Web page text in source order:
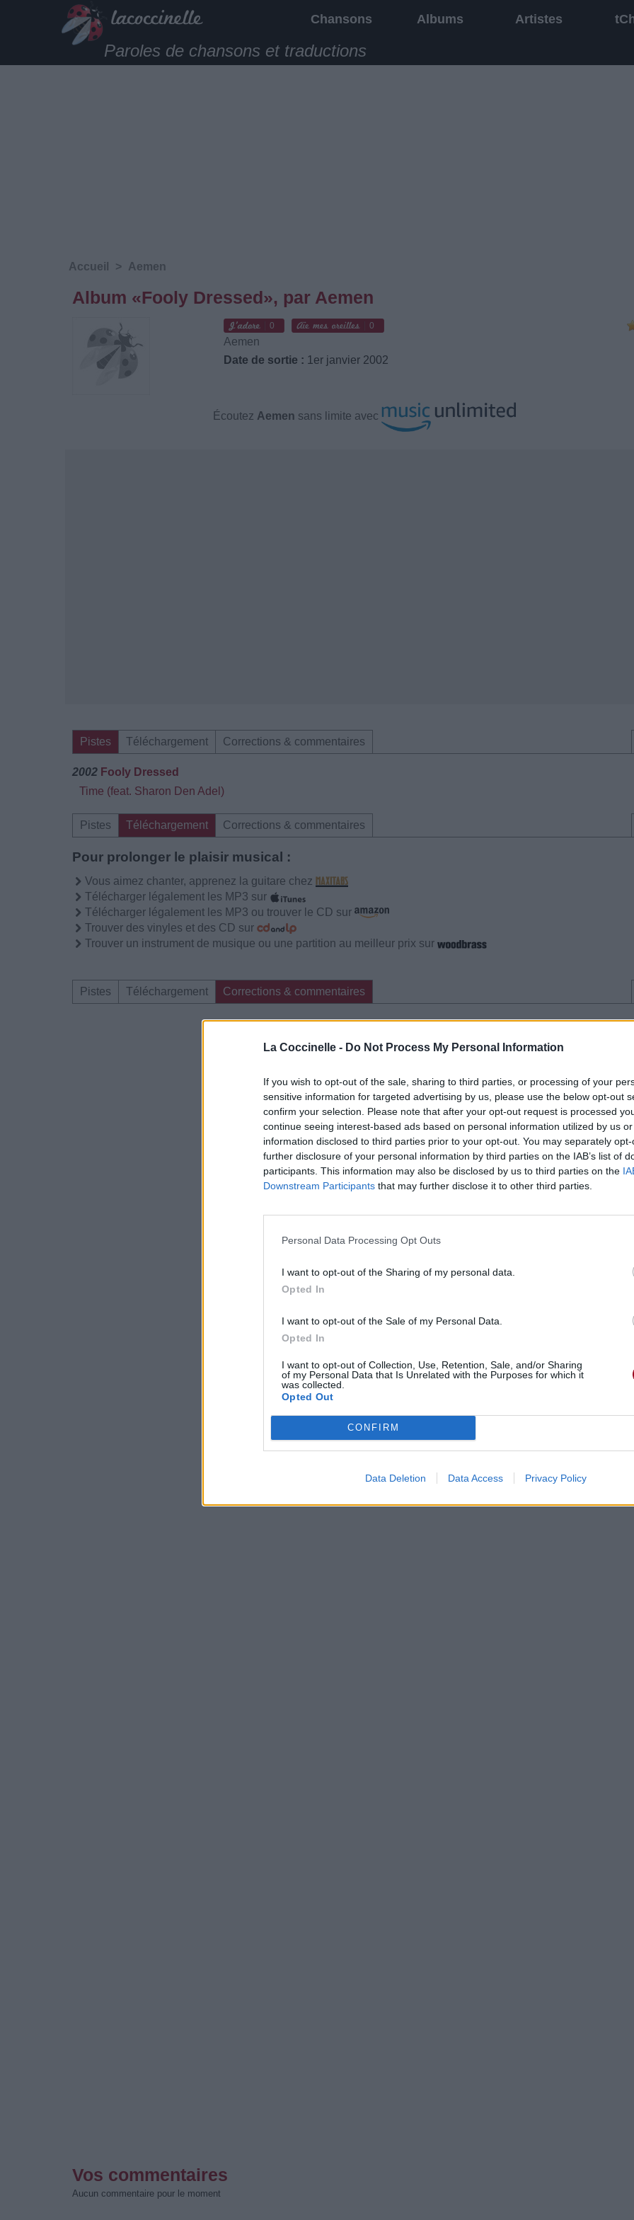
La Coccinelle - Do Not Process My Personal Information
If you wish to opt-out of the sale, sharing to third parties, or processing of your
sensitive information for targeted advertising by us, please use the below opt-out
confirm your selection. Please note that after your opt-out request is processed
continue seeing interest-based ads based on personal information utilized by us
information disclosed to third parties prior to your opt-out. You may separately
further disclosure of your personal information by third parties on the IAB’s list of
participants. This information may also be disclosed by us to third parties on the
Downstream Participants that may further disclose it to other third parties.
Personal Data Processing Opt Outs
I want to opt-out of the Sharing of my personal data.
Opted In
I want to opt-out of the Sale of my Personal Data.
Opted In
I want to opt-out of Collection, Use, Retention, Sale, and/or Sharing
of my Personal Data that Is Unrelated with the Purposes for which it
was collected.
Opted Out
CONFIRM
Data Deletion Data Access Privacy Policy
Chansons Albums Artistes
Paroles de chansons et traductions
Accueil > Aemen
Album «Fooly Dressed», par Aemen
0 0
Aemen
Date de sortie : 1er janvier 2002
Écoutez Aemen sans limite avec
Pistes Téléchargement Corrections & commentaires
2002 Fooly Dressed
Time (feat. Sharon Den Adel)
Pistes Téléchargement Corrections & commentaires
Pour prolonger le plaisir musical :
Vous aimez chanter, apprenez la guitare chez
Télécharger légalement les MP3 sur
Télécharger légalement les MP3 ou trouver le CD sur
Trouver des vinyles et des CD sur
Trouver un instrument de musique ou une partition au meilleur prix sur
Pistes Téléchargement Corrections & commentaires
Vos commentaires
Aucun commentaire pour le moment